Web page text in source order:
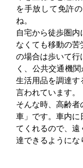
を手放して免許
ね。
自宅から徒歩圏
なくても移動の
の場合は歩いて
く、公共交通機
生活用品を調達す
言われています。
そんな時、高齢
車」です。車内に
てくれるので、
達できるようにな